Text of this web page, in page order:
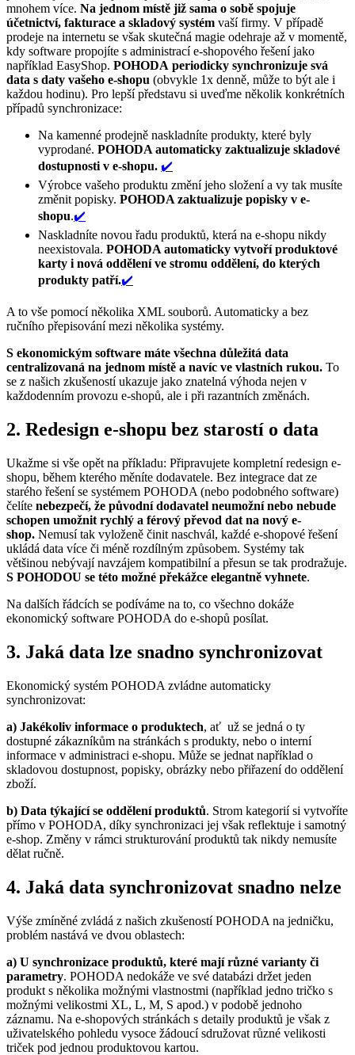
mnohem více. Na jednom místě již sama o sobě spojuje
účetnictví, fakturace a skladový systém vaší firmy. V případě
prodeje na internetu se však skutečná magie odehraje až v momentě,
kdy software propojíte s administrací e-shopového řešení jako
například EasyShop. POHODA periodicky synchronizuje svá
data s daty vašeho e-shopu (obvykle 1x denně, může to být ale i
každou hodinu). Pro lepší představu si uveďme několik konkrétních
případů synchronizace:
Na kamenné prodejně naskladníte produkty, které byly
vyprodané. POHODA automaticky zaktualizuje skladové
dostupnosti v e-shopu. ✔️
Výrobce vašeho produktu změní jeho složení a vy tak musíte
změnit popisky. POHODA zaktualizuje popisky v e-
shopu.✔️
Naskladníte novou řadu produktů, která na e-shopu nikdy
neexistovala. POHODA automaticky vytvoří produktové
karty i nová oddělení ve stromu oddělení, do kterých
produkty patří.✔️
A to vše pomocí několika XML souborů. Automaticky a bez
ručního přepisování mezi několika systémy.
S ekonomickým software máte všechna důležitá data
centralizovaná na jednom místě a navíc ve vlastních rukou. To
se z našich zkušeností ukazuje jako znatelná výhoda nejen v
každodenním provozu e-shopů, ale i při razantních změnách.
2. Redesign e-shopu bez starostí o data
Ukažme si vše opět na příkladu: Připravujete kompletní redesign e-
shopu, během kterého měníte dodavatele. Bez integrace dat ze
starého řešení se systémem POHODA (nebo podobného software)
čelíte nebezpečí, že původní dodavatel neumožní nebo nebude
schopen umožnit rychlý a férový převod dat na nový e-
shop. Nemusí tak vyloženě činit naschvál, každé e-shopové řešení
ukládá data více či méně rozdílným způsobem. Systémy tak
většinou nebývají navzájem kompatibilní a přesun se tak prodražuje.
S POHODOU se této možné překážce elegantně vyhnete.
Na dalších řádcích se podíváme na to, co všechno dokáže
ekonomický software POHODA do e-shopů posílat.
3. Jaká data lze snadno synchronizovat
Ekonomický systém POHODA zvládne automaticky
synchronizovat:
a) Jakékoliv informace o produktech, ať už se jedná o ty
dostupné zákazníkům na stránkách s produkty, nebo o interní
informace v administraci e-shopu. Může se jednat například o
skladovou dostupnost, popisky, obrázky nebo přiřazení do oddělení
zboží.
b) Data týkající se oddělení produktů. Strom kategorií si vytvoříte
přímo v POHODA, díky synchronizaci jej však reflektuje i samotný
e-shop. Změny v rámci strukturování produktů tak nikdy nemusíte
dělat ručně.
4. Jaká data synchronizovat snadno nelze
Výše zmíněné zvládá z našich zkušeností POHODA na jedničku,
problém nastává ve dvou oblastech:
a) U synchronizace produktů, které mají různé varianty či
parametry. POHODA nedokáže ve své databázi držet jeden
produkt s několika možnými vlastnostmi (například jedno tričko s
možnými velikostmi XL, L, M, S apod.) v podobě jednoho
záznamu. Na e-shopových stránkách s detaily produktů je však z
uživatelského pohledu vysoce žádoucí sdružovat různé velikosti
triček pod jednou produktovou kartou.